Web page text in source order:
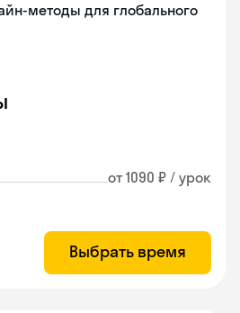
методы для глобального
от 1090 ₽ / урок
Выбрать время